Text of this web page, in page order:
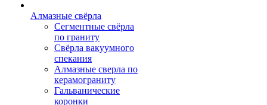
Алмазные свёрла
Сегментные свёрла
по граниту
Свёрла вакуумного
спекания
Алмазные сверла по
керамограниту
Гальванические
коронки